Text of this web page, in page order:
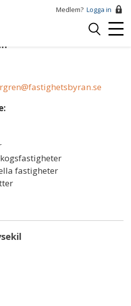
Medlem? Logga in
Logga
fastigheter